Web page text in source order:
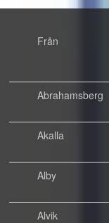
Från
Abrahamsberg
Akalla
Alby
Alvik